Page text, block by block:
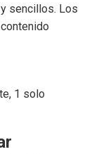
sencillos. Los
1 solo